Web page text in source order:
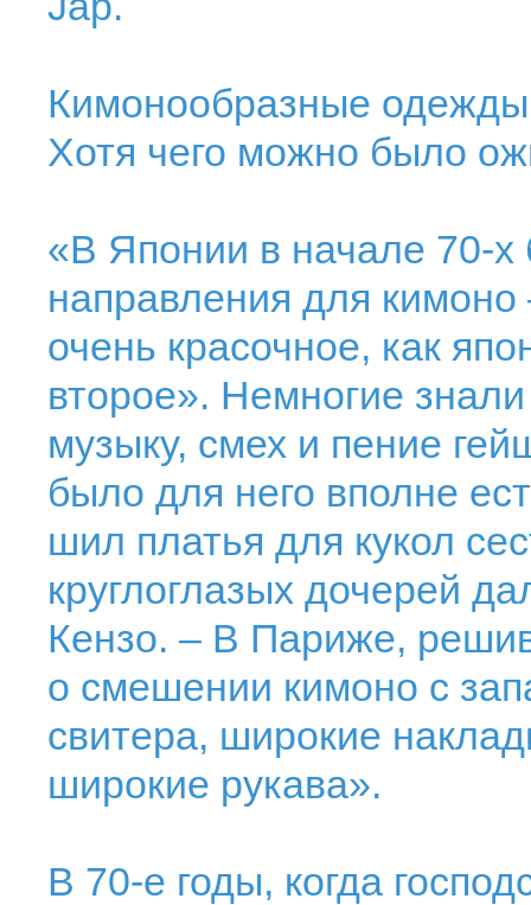
Кимонообразные
Хотя чего можно было
«В Японии в начале 70-
направления для кимоно
очень красочное, как
второе». Немногие
музыку, смех и пение
было для него вполне
шил платья для кукол
круглоглазых дочерей
Кензо. – В Париже,
о смешении кимоно с
свитера, широкие
широкие рукава».
В 70-е годы, когда